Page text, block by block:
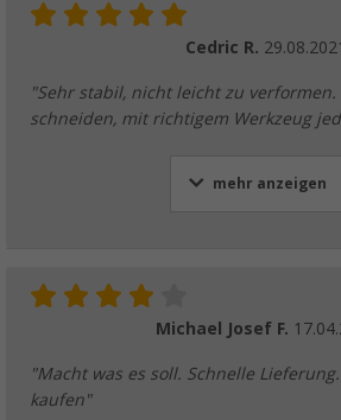
Cedric R.
"Sehr stabil, nicht leicht zu
schneiden, mit richtigem Werkzeug
mehr anzeigen
Michael Josef F.
"Macht was es soll. Schnelle
kaufen"